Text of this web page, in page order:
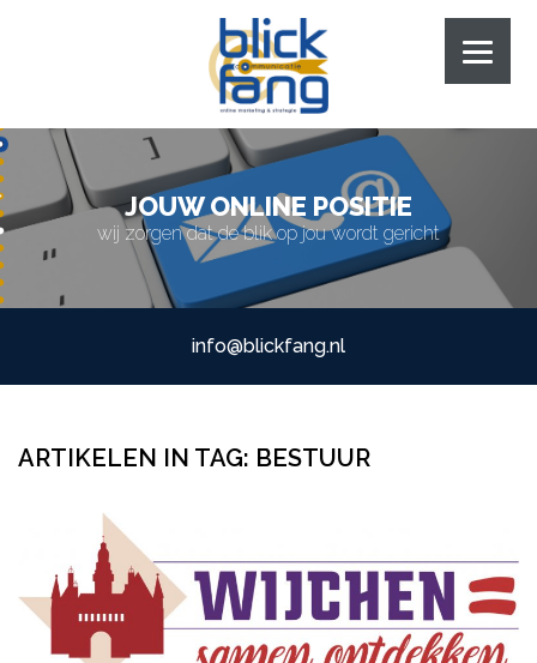
JOUW ONLINE POSITIE
wij zorgen dat de blik op jou wordt gericht
info@blickfang.nl
ARTIKELEN IN TAG: BESTUUR